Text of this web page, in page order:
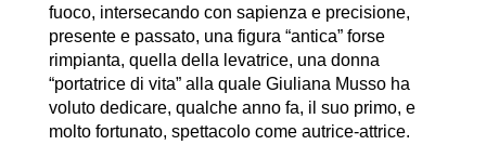
fuoco, intersecando con sapienza e precisione,
presente e passato, una figura “antica” forse
rimpianta, quella della levatrice, una donna
“portatrice di vita” alla quale Giuliana Musso ha
voluto dedicare, qualche anno fa, il suo primo, e
molto fortunato, spettacolo come autrice-attrice.